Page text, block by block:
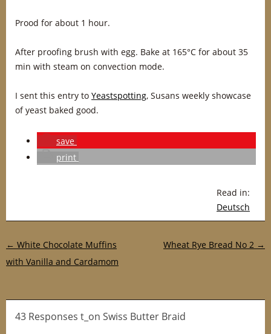
Prood for about 1 hour.
After proofing brush with egg. Bake at 165°C for about 35
min with steam on convection mode.
I sent this entry to Yeastspotting, Susans weekly showcase
of yeast baked good.
save
print
Read in:
Deutsch
Post navigation
← White Chocolate Muffins
with Vanilla and Cardamom
Wheat Rye Bread No 2 →
43 Responses t_on Swiss Butter Braid